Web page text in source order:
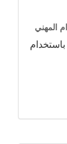
المهني